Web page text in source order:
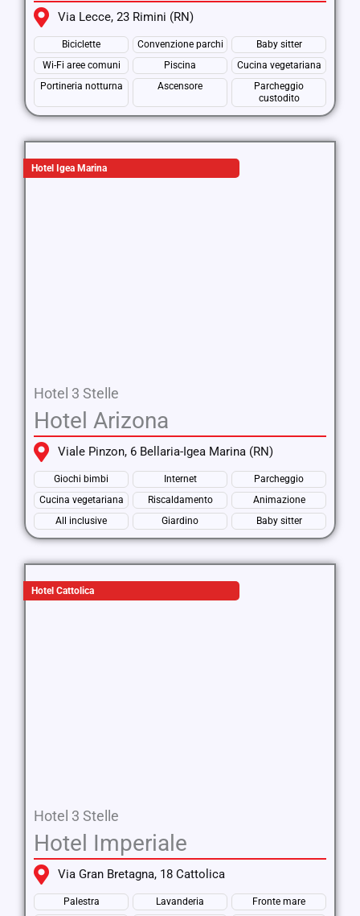
Via Lecce, 23 Rimini (RN)
Biciclette Convenzione parchi
Baby sitter
Wi-Fi aree comuni
Piscina
Cucina vegetariana
Portineria notturna
Ascensore
Parcheggio
custodito
Hotel Igea Marina
Hotel 3 Stelle
Hotel Arizona
Viale Pinzon, 6 Bellaria-Igea Marina (RN)
Giochi bimbi Internet
Parcheggio
Cucina vegetariana
Riscaldamento
Animazione
All inclusive
Giardino Baby sitter
Hotel Cattolica
Hotel 3 Stelle
Hotel Imperiale
Via Gran Bretagna, 18 Cattolica
Palestra Lavanderia
Fronte mare